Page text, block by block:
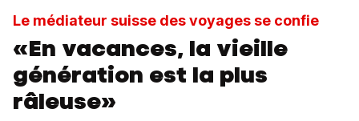
Le médiateur suisse des voyages se confie
«En vacances, la vieille
génération est la plus
râleuse»